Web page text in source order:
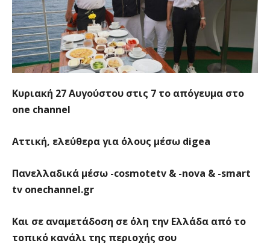
Κυριακή 27 Αυγούστου στις 7 το απόγευμα στο
one channel
Αττική, ελεύθερα για όλους μέσω digea
Πανελλαδικά μέσω -cosmotetv & -nova & -smart
tv onechannel.gr
Και σε αναμετάδοση σε όλη την Ελλάδα από το
τοπικό κανάλι της περιοχής σου